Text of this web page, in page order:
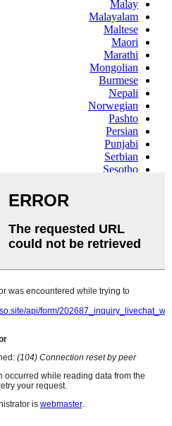
Malay
Malayalam
Maltese
Maori
Marathi
Mongolian
Burmese
Nepali
Norwegian
Pashto
Persian
Punjabi
Serbian
Sesotho
Samoan
Scots Gaelic
Sindhi
Swahili
Tajik
Ukrainian
Urdu